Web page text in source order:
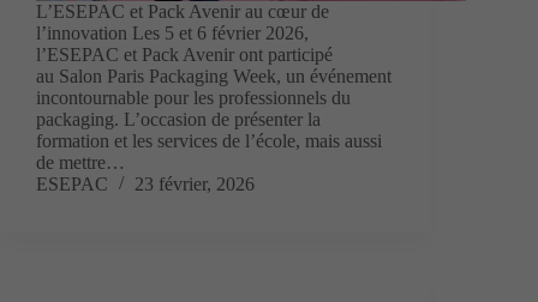
L’ESEPAC et Pack Avenir au cœur de
l’innovation Les 5 et 6 février 2026,
l’ESEPAC et Pack Avenir ont participé
au Salon Paris Packaging Week, un événement
incontournable pour les professionnels du
packaging. L’occasion de présenter la
formation et les services de l’école, mais aussi
de mettre…
ESEPAC
23 février, 2026